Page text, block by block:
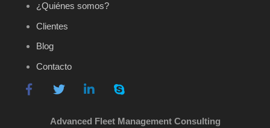
¿Quiénes somos?
Clientes
Blog
Contacto
Advanced Fleet Management Consulting